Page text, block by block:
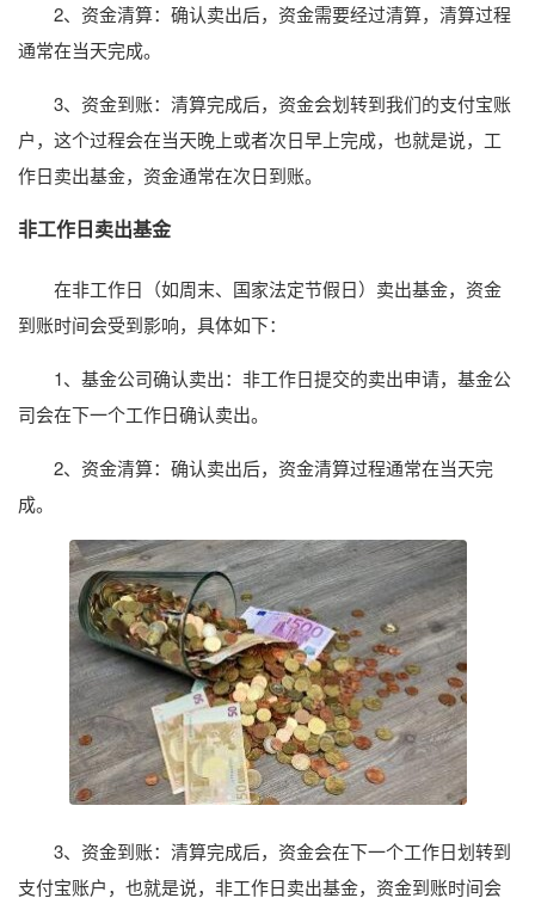
2、资金清算：确认卖出后，资金需要经过清算，清算过程
通常在当天完成。
3、资金到账：清算完成后，资金会划转到我们的支付宝账
户，这个过程会在当天晚上或者次日早上完成，也就是说，工
作日卖出基金，资金通常在次日到账。
非工作日卖出基金
在非工作日（如周末、国家法定节假日）卖出基金，资金
到账时间会受到影响，具体如下：
1、基金公司确认卖出：非工作日提交的卖出申请，基金公
司会在下一个工作日确认卖出。
2、资金清算：确认卖出后，资金清算过程通常在当天完
成。
3、资金到账：清算完成后，资金会在下一个工作日划转到
支付宝账户，也就是说，非工作日卖出基金，资金到账时间会